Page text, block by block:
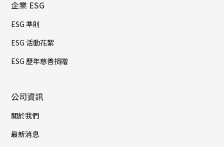
企業 ESG
ESG 準則
ESG 活動花絮
ESG 歷年慈善捐贈
公司資訊
關於我們
最新消息